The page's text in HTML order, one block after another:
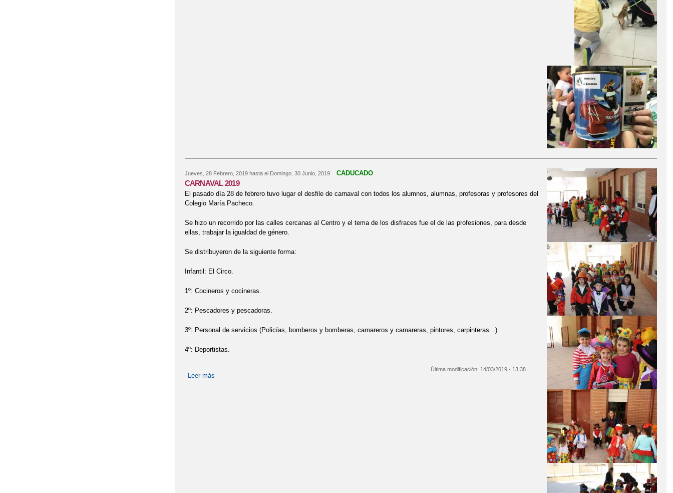
Jueves, 28 Febrero, 2019hasta el Domingo, 30 Junio, 2019 CADUCADO
CARNAVAL 2019
El pasado día 28 de febrero tuvo lugar el desfile de carnaval con todos los alumnos, alumnas, profesoras y profesores del
Colegio María Pacheco.
Se hizo un recorrido por las calles cercanas al Centro y el tema de los disfraces fue el de las profesiones, para desde
ellas, trabajar la igualdad de género.
Se distribuyeron de la siguiente forma:
Infantil: El Circo.
1º: Cocineros y cocineras.
2º: Pescadores y pescadoras.
3º: Personal de servicios (Policías, bomberos y bomberas, camareros y camareras, pintores, carpinteras...)
4º: Deportistas.
Leer más
Última modificación: 14/03/2019 - 13:38